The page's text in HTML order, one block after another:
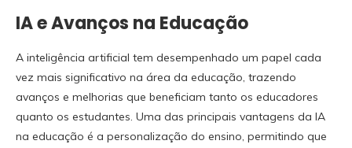
IA e Avanços na Educação
A inteligência artificial tem desempenhado um papel cada
vez mais significativo na área da educação, trazendo
avanços e melhorias que beneficiam tanto os educadores
quanto os estudantes. Uma das principais vantagens da IA
na educação é a personalização do ensino, permitindo que